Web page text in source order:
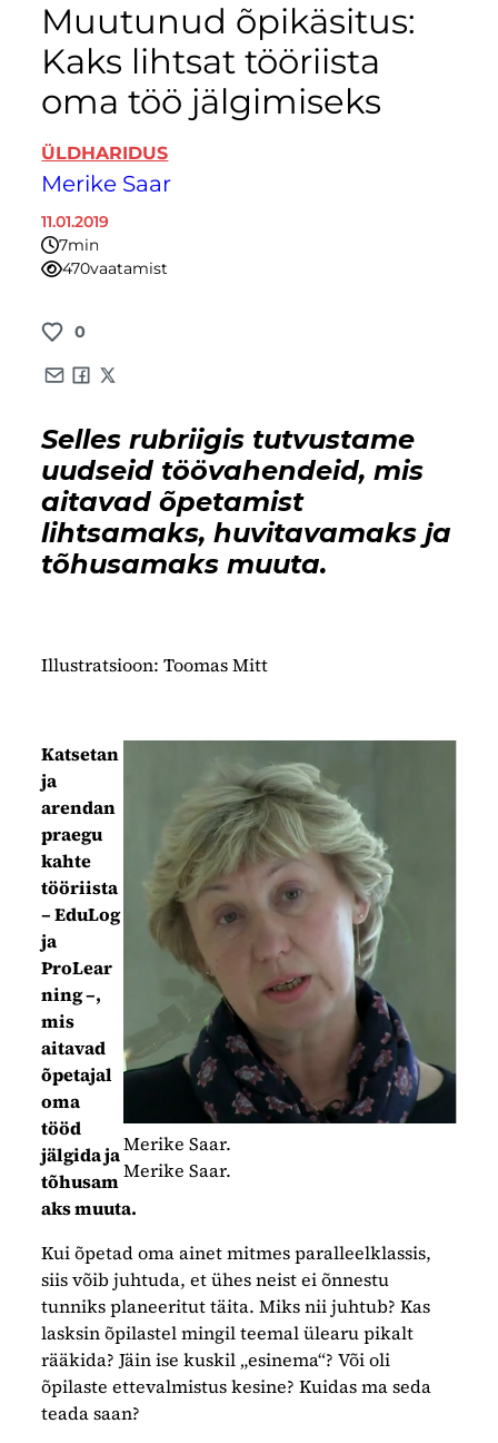
Muutunud õpikäsitus:
Kaks lihtsat tööriista
oma töö jälgimiseks
ÜLDHARIDUS
Merike Saar
11.01.2019
7minutit
470vaatamist
0
Selles rubriigis tutvustame
uudseid töövahendeid, mis
aitavad õpetamist
lihtsamaks, huvitavamaks ja
tõhusamaks muuta.
Illustratsioon: Toomas Mitt
Merike Saar.
Merike Saar.
Katsetan
ja
arendan
praegu
kahte
tööriista
– EduLog
ja
ProLear
ning –,
mis
aitavad
õpetajal
oma
tööd
jälgida ja
tõhusam
aks muuta.
Kui õpetad oma ainet mitmes paralleelklassis,
siis võib juhtuda, et ühes neist ei õnnestu
tunniks planeeritut täita. Miks nii juhtub? Kas
lasksin õpilastel mingil teemal ülearu pikalt
rääkida? Jäin ise kuskil „esinema“? Või oli
õpilaste ettevalmistus kesine? Kuidas ma seda
teada saan?